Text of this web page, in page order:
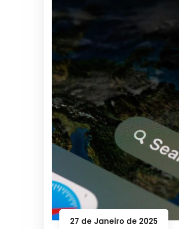
27 de Janeiro de 2025